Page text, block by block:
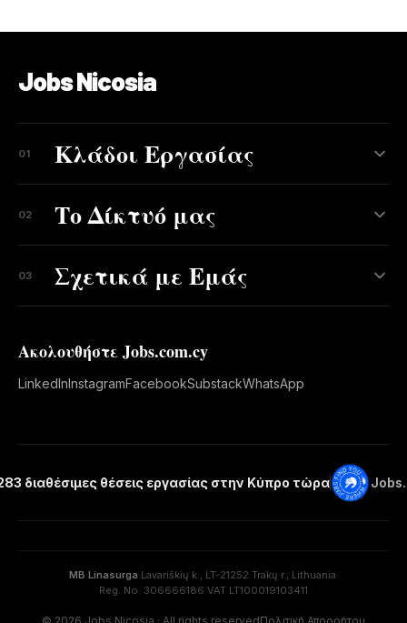
Jobs Nicosia
01 Κλάδοι Εργασίας
02 Το Δίκτυό μας
03 Σχετικά με Εμάς
Ακολουθήστε Jobs.com.cy
LinkedInInstagramFacebookSubstackWhatsApp
διαθέσιμες θέσεις εργασίας στην Κύπρο τώρα
MB Linasurga·Lavariškių k., LT-21252 Trakų r., Lithuania·
Reg. No. 306666186·VAT LT100019103411